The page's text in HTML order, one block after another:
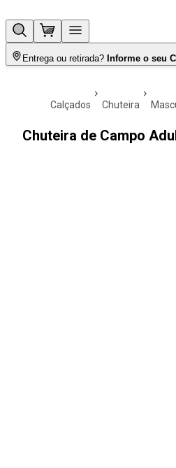
Entrega ou retirada? Informe o seu
calçados chuteira
Chuteira de Campo